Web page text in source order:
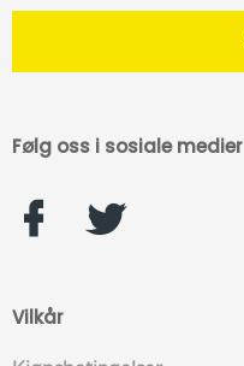
Følg oss i sosiale medier
Vilkår